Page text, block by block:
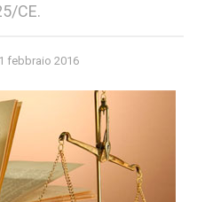
CE.
febbraio 2016